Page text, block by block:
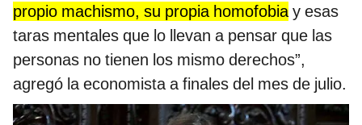
propio machismo, su propia homofobia y esas
taras mentales que lo llevan a pensar que las
personas no tienen los mismo derechos”,
agregó la economista a finales del mes de julio.